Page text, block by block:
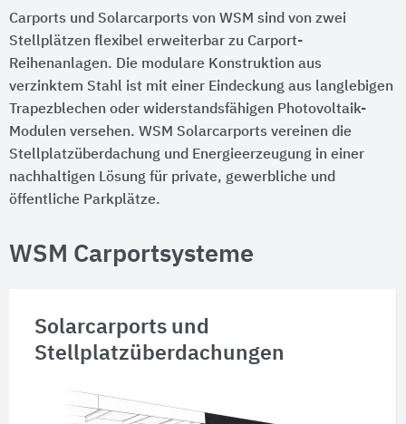
Carports und Solarcarports von WSM sind von zwei
Stellplätzen flexibel erweiterbar zu Carport-
Reihenanlagen. Die modulare Konstruktion aus
verzinktem Stahl ist mit einer Eindeckung aus langlebigen
Trapezblechen oder widerstandsfähigen Photovoltaik-
Modulen versehen. WSM Solarcarports vereinen die
Stellplatzüberdachung und Energieerzeugung in einer
nachhaltigen Lösung für private, gewerbliche und
öffentliche Parkplätze.
WSM Carportsysteme
Solarcarports und
Stellplatzüberdachungen